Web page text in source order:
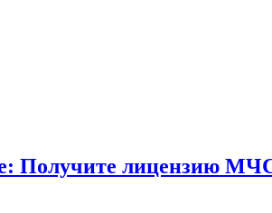
Получите лицензию